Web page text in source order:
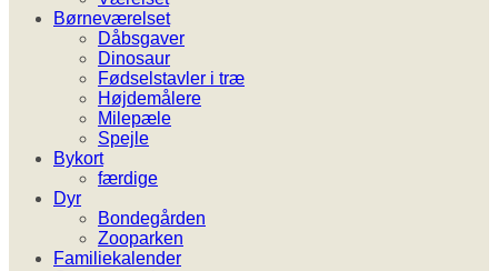
Børneværelset
Dåbsgaver
Dinosaur
Fødselstavler i træ
Højdemålere
Milepæle
Spejle
Bykort
færdige
Dyr
Bondegården
Zooparken
Familiekalender